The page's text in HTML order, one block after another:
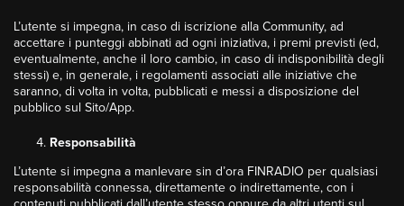
L’utente si impegna, in caso di iscrizione alla Community, ad
accettare i punteggi abbinati ad ogni iniziativa, i premi previsti (ed,
eventualmente, anche il loro cambio, in caso di indisponibilità degli
stessi) e, in generale, i regolamenti associati alle iniziative che
saranno, di volta in volta, pubblicati e messi a disposizione del
pubblico sul Sito/App.
Responsabilità
L’utente si impegna a manlevare sin d’ora FINRADIO per qualsiasi
responsabilità connessa, direttamente o indirettamente, con i